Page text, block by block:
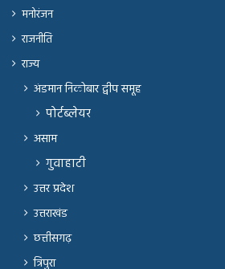
मनोरंजन
राजनीति
राज्य
अंडमान निकोबार द्वीप समूह
पोर्टब्लेयर
असाम
गुवाहाटी
उत्तर प्रदेश
उत्तराखंड
छत्तीसगढ़
त्रिपुरा